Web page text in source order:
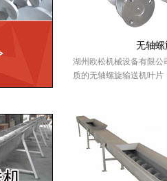
无轴
湖州欧松机械设备有限公
质的无轴螺旋输送机叶片